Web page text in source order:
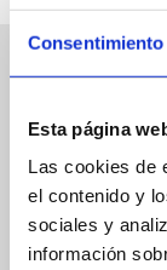
Consentimiento
Esta página
Las cookies de
el contenido y
sociales y
información
Weitere